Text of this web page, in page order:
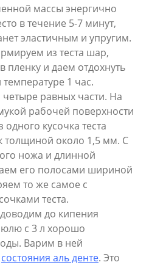
массы энергично
в течение 5-7 минут,
эластичным и упругим.
из теста шар,
пленку и даем отдохнуть
1 час.
равных части. На
рабочей поверхности
кусочка теста
толщиной около 1,5 мм. С
ножа и длинной
его полосами шириной
то же самое с
теста.
до кипения
с 3 л хорошо
Варим в ней
состояния аль денте. Это